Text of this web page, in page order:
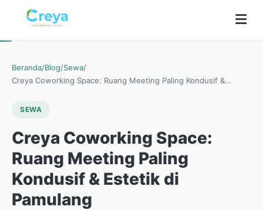
Beranda/Blog/Sewa/
Creya Coworking Space: Ruang Meeting Paling Kondusif &…
SEWA
Creya Coworking Space:
Ruang Meeting Paling
Kondusif & Estetik di
Pamulang